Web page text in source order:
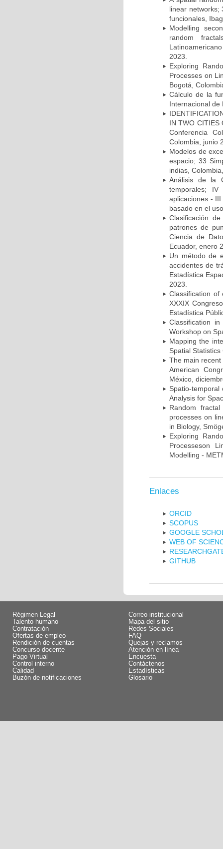
linear networks;
funcionales,
Modelling
random
2023.
Exploring
Processes on
Bogotá,
Cálculo de la
Internacional de
IN TWO CITIES
Conferencia
Colombia, junio
Modelos de
espacio; 33
indias,
Análisis de la
temporales;
aplicaciones -
basado en el
Clasificación
patrones de
Ciencia de
Ecuador, enero
Un método de
accidentes de
Estadística
2023.
Classification
XXXIX
Estadística
Classification
Workshop on
Mapping the
Spatial
The main
American
México,
Spatio-
Analysis for
Random
processes on
in Biology,
Exploring
Processeson
Modelling -
Enlaces
ORCID
SCOPUS
GOOGLE
WEB OF
GITHUB
Régimen Legal
Talento humano
Contratación
Ofertas de empleo
Rendición de cuentas
Concurso docente
Pago Virtual
Control interno
Calidad
Buzón de notificaciones
Correo institucional
Mapa del sitio
Redes Sociales
FAQ
Quejas y reclamos
Atención en línea
Encuesta
Contáctenos
Estadísticas
Glosario